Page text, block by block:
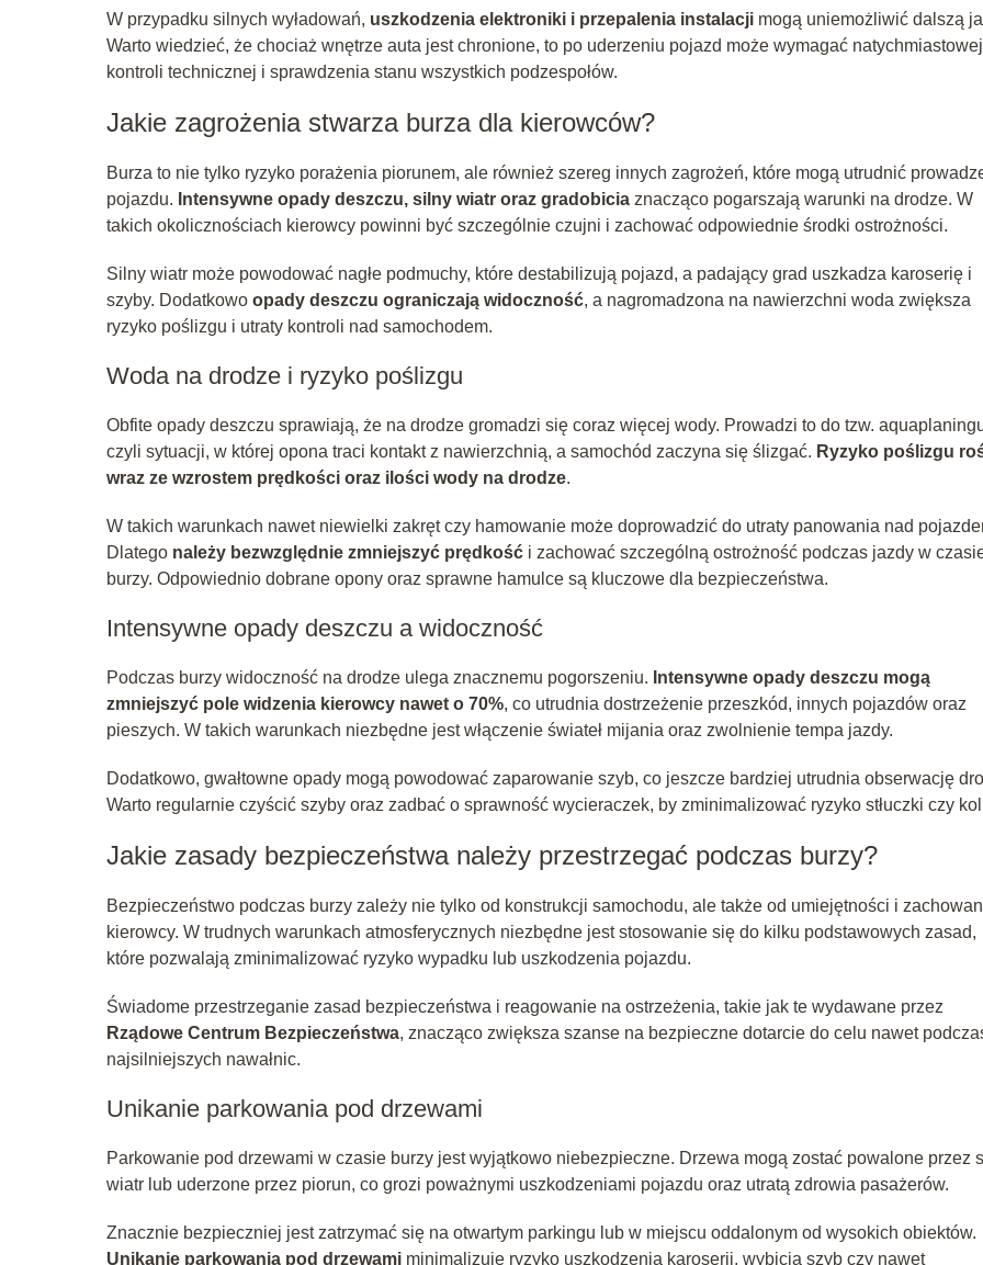
W przypadku silnych wyładowań, uszkodzenia elektroniki i przepalenia instalacji mogą uniemożliwić dalszą
Warto wiedzieć, że chociaż wnętrze auta jest chronione, to po uderzeniu pojazd może wymagać natychmiastowej
kontroli technicznej i sprawdzenia stanu wszystkich podzespołów.
Jakie zagrożenia stwarza burza dla kierowców?
Burza to nie tylko ryzyko porażenia piorunem, ale również szereg innych zagrożeń, które mogą utrudnić
pojazdu. Intensywne opady deszczu, silny wiatr oraz gradobicia znacząco pogarszają warunki na drodze. W
takich okolicznościach kierowcy powinni być szczególnie czujni i zachować odpowiednie środki ostrożności.
Silny wiatr może powodować nagłe podmuchy, które destabilizują pojazd, a padający grad uszkadza karoserię i
szyby. Dodatkowo opady deszczu ograniczają widoczność, a nagromadzona na nawierzchni woda zwiększa
ryzyko poślizgu i utraty kontroli nad samochodem.
Woda na drodze i ryzyko poślizgu
Obfite opady deszczu sprawiają, że na drodze gromadzi się coraz więcej wody. Prowadzi to do tzw.
czyli sytuacji, w której opona traci kontakt z nawierzchnią, a samochód zaczyna się ślizgać. Ryzyko poślizgu
wraz ze wzrostem prędkości oraz ilości wody na drodze.
W takich warunkach nawet niewielki zakręt czy hamowanie może doprowadzić do utraty panowania nad
Dlatego należy bezwzględnie zmniejszyć prędkość i zachować szczególną ostrożność podczas jazdy w
burzy. Odpowiednio dobrane opony oraz sprawne hamulce są kluczowe dla bezpieczeństwa.
Intensywne opady deszczu a widoczność
Podczas burzy widoczność na drodze ulega znacznemu pogorszeniu. Intensywne opady deszczu mogą
zmniejszyć pole widzenia kierowcy nawet o 70%, co utrudnia dostrzeżenie przeszkód, innych pojazdów oraz
pieszych. W takich warunkach niezbędne jest włączenie świateł mijania oraz zwolnienie tempa jazdy.
Dodatkowo, gwałtowne opady mogą powodować zaparowanie szyb, co jeszcze bardziej utrudnia obserwację
Warto regularnie czyścić szyby oraz zadbać o sprawność wycieraczek, by zminimalizować ryzyko stłuczki czy
Jakie zasady bezpieczeństwa należy przestrzegać podczas burzy?
Bezpieczeństwo podczas burzy zależy nie tylko od konstrukcji samochodu, ale także od umiejętności i
kierowcy. W trudnych warunkach atmosferycznych niezbędne jest stosowanie się do kilku podstawowych zasad,
które pozwalają zminimalizować ryzyko wypadku lub uszkodzenia pojazdu.
Świadome przestrzeganie zasad bezpieczeństwa i reagowanie na ostrzeżenia, takie jak te wydawane przez
Rządowe Centrum Bezpieczeństwa, znacząco zwiększa szanse na bezpieczne dotarcie do celu nawet
najsilniejszych nawałnic.
Unikanie parkowania pod drzewami
Parkowanie pod drzewami w czasie burzy jest wyjątkowo niebezpieczne. Drzewa mogą zostać powalone przez
wiatr lub uderzone przez piorun, co grozi poważnymi uszkodzeniami pojazdu oraz utratą zdrowia pasażerów.
Znacznie bezpieczniej jest zatrzymać się na otwartym parkingu lub w miejscu oddalonym od wysokich obiektów.
Unikanie parkowania pod drzewami minimalizuje ryzyko uszkodzenia karoserii, wybicia szyb czy nawet